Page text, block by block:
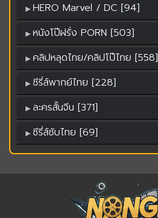
HERO Marvel / DC [94]
หนังโป๊ฝรั่ง PORN [503]
คลิปหลุดไทย/คลิปโป๊ไทย [558]
ซีรี่ส์พากย์ไทย [228]
ละครสั้นจีน [371]
ซีรี่ส์ซับไทย [69]